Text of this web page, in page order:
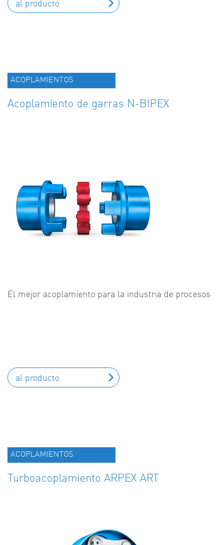
al producto
ACOPLAMIENTOS
Acoplamiento de garras N-BIPEX
El mejor acoplamiento para la industria de procesos
al producto
ACOPLAMIENTOS
Turboacoplamiento ARPEX ART